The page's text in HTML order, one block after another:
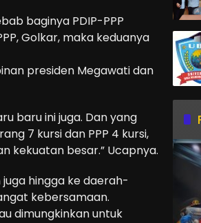
baginya PDIP-PPP
Golkar, maka keduanya
presiden Megawati dan
baru ini juga. Dan yang
7 kursi dan PPP 4 kursi,
kekuatan besar.” Ucapnya.
hingga ke daerah-
kebersamaan.
dimungkinkan untuk